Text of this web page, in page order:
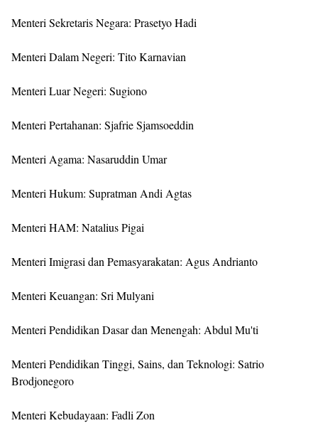
Menteri Sekretaris Negara: Prasetyo Hadi
Menteri Dalam Negeri: Tito Karnavian
Menteri Luar Negeri: Sugiono
Menteri Pertahanan: Sjafrie Sjamsoeddin
Menteri Agama: Nasaruddin Umar
Menteri Hukum: Supratman Andi Agtas
Menteri HAM: Natalius Pigai
Menteri Imigrasi dan Pemasyarakatan: Agus Andrianto
Menteri Keuangan: Sri Mulyani
Menteri Pendidikan Dasar dan Menengah: Abdul Mu'ti
Menteri Pendidikan Tinggi, Sains, dan Teknologi: Satrio
Brodjonegoro
Menteri Kebudayaan: Fadli Zon